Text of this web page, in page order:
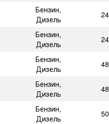
Бензин,
Дизель
Бензин,
Дизель
Бензин,
Дизель
Бензин,
Дизель
Бензин,
Дизель